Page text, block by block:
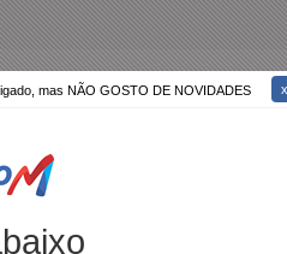
mas NÃO GOSTO DE NOVIDADES